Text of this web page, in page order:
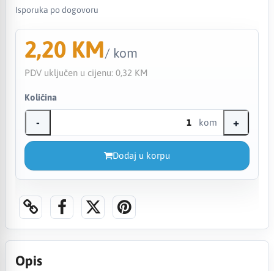
Isporuka po dogovoru
2,20 KM/ kom
PDV uključen u cijenu: 0,32 KM
Količina
- kom +
Dodaj u korpu
Opis